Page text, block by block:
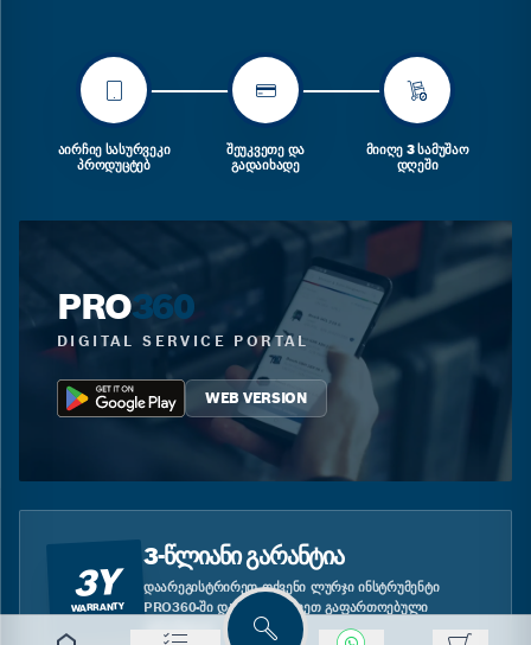
ᲐᲘᲠᲩᲘᲔ ᲡᲐᲡᲣᲠᲕᲔᲙᲘ
ᲞᲠᲝᲓᲣᲪᲢᲔᲑ
ᲨᲔᲣᲙᲕᲔᲗᲔ ᲓᲐ
ᲒᲐᲓᲐᲘᲮᲐᲓᲔ
ᲛᲘᲘᲦᲔ 3 ᲡᲐᲛᲣᲨᲐᲝ
ᲓᲦᲔᲨᲘ
PRO360
DIGITAL SERVICE PORTAL
WEB VERSION
3Y
WARRANTY
3-ᲬᲚᲘᲐᲜᲘ ᲒᲐᲠᲐᲜᲢᲘᲐ
ᲓᲐᲐᲠᲔᲒᲘᲡᲢᲠᲘᲠᲔᲗ ᲗᲥᲕᲔᲜᲘ ᲚᲣᲠᲯᲘ ᲘᲜᲡᲢᲠᲣᲛᲔᲜᲢᲘ
PRO360-ᲨᲘ ᲓᲐ ᲘᲡᲐᲠᲒᲔᲑᲚᲔᲗ ᲒᲐᲤᲐᲠᲗᲝᲔᲑᲣᲚᲘ
ᲒᲐᲠᲐᲜᲢᲘᲘᲗ.